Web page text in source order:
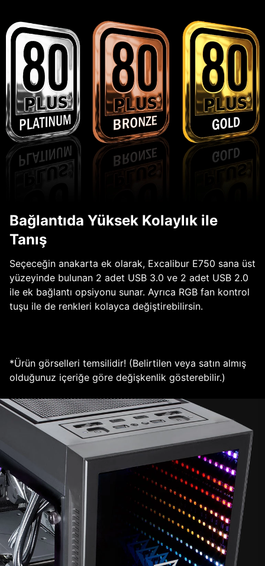
Bağlantıda Yüksek Kolaylık ile
Tanış
Seçeceğin anakarta ek olarak, Excalibur E750 sana üst
yüzeyinde bulunan 2 adet USB 3.0 ve 2 adet USB 2.0
ile ek bağlantı opsiyonu sunar. Ayrıca RGB fan kontrol
tuşu ile de renkleri kolayca değiştirebilirsin.
*Ürün görselleri temsilidir! (Belirtilen veya satın almış
olduğunuz içeriğe göre değişkenlik gösterebilir.)